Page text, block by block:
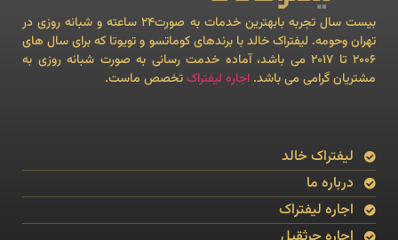
بیست سال تجربه بابهترین خدمات به صورت24 ساعته و شبانه روزی در
تهران وحومه. لیفتراک خالد با برندهای کوماتسو و تویوتا که برای سال های
۲۰۰۶ تا ۲۰۱۷ می باشد، آماده خدمت رسانی به صورت شبانه روزی به
مشتریان گرامی می باشد. اجاره لیفتراکتخصص ماست.
لیفتراک خالد
درباره ما
اجاره لیفتراک